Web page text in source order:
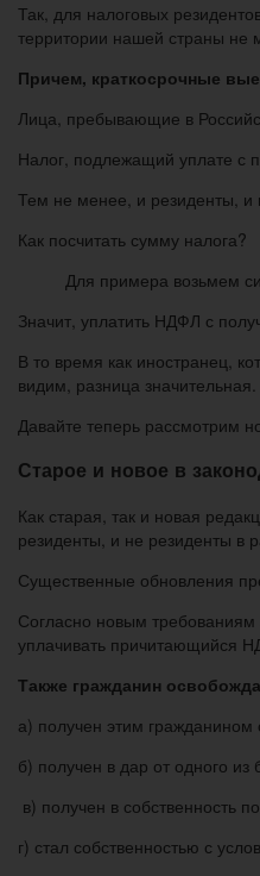
Так, для налоговых
территории нашей страны не
Причем, краткосрочные
Лица, пребывающие в
Налог, подлежащий уплате с
Тем не менее, и резиденты, и
Как посчитать сумму налога?
Для примера возьмем
Значит, уплатить НДФЛ с
В то время как иностранец,
видим, разница значительная.
Давайте теперь рассмотрим
Старое и новое в
Как старая, так и новая
резиденты, и не резиденты в
Существенные обновления
Согласно новым требованиям
уплачивать причитающийся
Также гражданин
а) получен этим гражданином
б) получен в дар от одного из
в) получен в собственность
г) стал собственностью с